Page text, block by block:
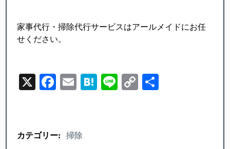
家事代行・掃除代行サービスはアールメイドにお任
せください。
X Facebook
EmailHatena
LineCopy
カテゴリー: 掃除